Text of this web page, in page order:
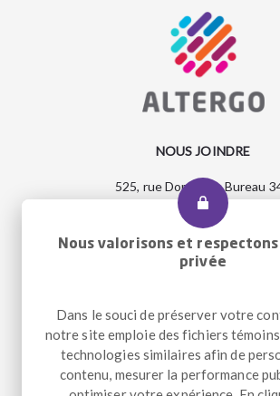
NOUS JOINDRE
525, rue Dominion, Bureau
Montréal, Qc H3J 2B4
Entrée accessible et pour le transport
Workman
Téléphone
+1 514 933-
Télécopieur +1 514 933-
Courriel
Nous valorisons et
privée
Dans le souci de préserver votre
notre site emploie des fichiers
technologies similaires afin de
contenu, mesurer la performance